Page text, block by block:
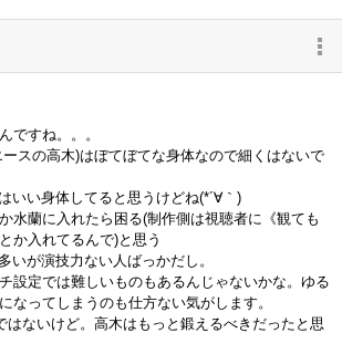
ですね。。。
スの高木)はぼてぼてな身体なので細くはないで
いい身体してると思うけどね(*´∀｀)
水蘭に入れたら困る(制作側は視聴者に《観ても
か入れてるんで)と思う
いが演技力ない人ばっかだし。
設定では難しいものもあるんじゃないかな。ゆる
なってしまうのも仕方ない気がします。
はないけど。高木はもっと鍛えるべきだったと思